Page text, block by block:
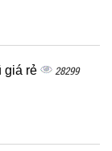
giá rẻ 28299